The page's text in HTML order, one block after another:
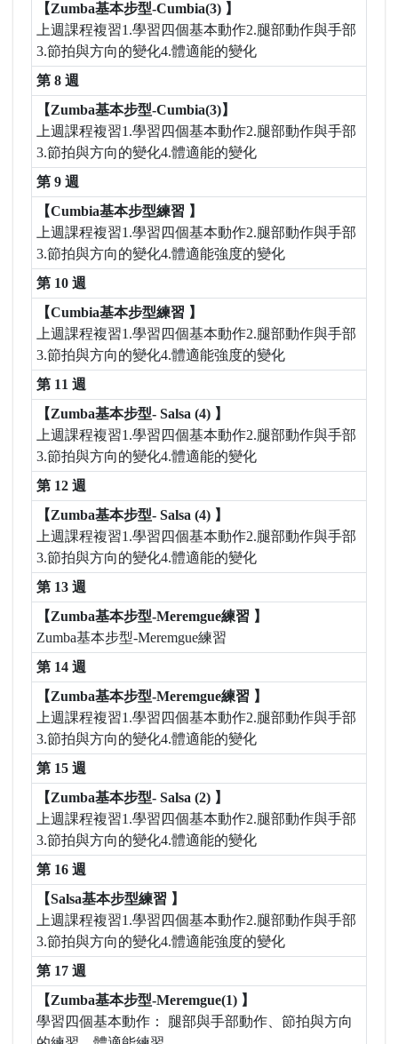
【Zumba基本步型-Cumbia(3) 】
上週課程複習1.學習四個基本動作2.腿部動作與手部
3.節拍與方向的變化4.體適能的變化
第 8 週
【Zumba基本步型-Cumbia(3)】
上週課程複習1.學習四個基本動作2.腿部動作與手部
3.節拍與方向的變化4.體適能的變化
第 9 週
【Cumbia基本步型練習 】
上週課程複習1.學習四個基本動作2.腿部動作與手部
3.節拍與方向的變化4.體適能強度的變化
第 10 週
【Cumbia基本步型練習 】
上週課程複習1.學習四個基本動作2.腿部動作與手部
3.節拍與方向的變化4.體適能強度的變化
第 11 週
【Zumba基本步型- Salsa (4) 】
上週課程複習1.學習四個基本動作2.腿部動作與手部
3.節拍與方向的變化4.體適能的變化
第 12 週
【Zumba基本步型- Salsa (4) 】
上週課程複習1.學習四個基本動作2.腿部動作與手部
3.節拍與方向的變化4.體適能的變化
第 13 週
【Zumba基本步型-Meremgue練習 】
Zumba基本步型-Meremgue練習
第 14 週
【Zumba基本步型-Meremgue練習 】
上週課程複習1.學習四個基本動作2.腿部動作與手部
3.節拍與方向的變化4.體適能的變化
第 15 週
【Zumba基本步型- Salsa (2) 】
上週課程複習1.學習四個基本動作2.腿部動作與手部
3.節拍與方向的變化4.體適能的變化
第 16 週
【Salsa基本步型練習 】
上週課程複習1.學習四個基本動作2.腿部動作與手部
3.節拍與方向的變化4.體適能強度的變化
第 17 週
【Zumba基本步型-Meremgue(1) 】
學習四個基本動作： 腿部與手部動作、節拍與方向